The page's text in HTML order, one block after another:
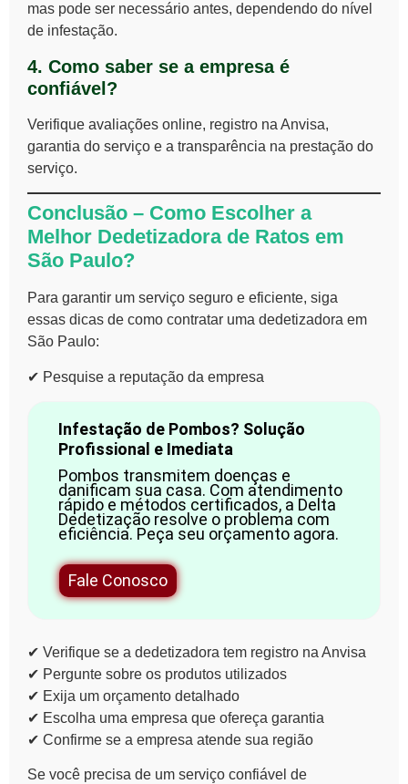
mas pode ser necessário antes, dependendo do nível
de infestação.
4. Como saber se a empresa é
confiável?
Verifique avaliações online, registro na Anvisa,
garantia do serviço e a transparência na prestação do
serviço.
Conclusão – Como Escolher a
Melhor Dedetizadora de Ratos em
São Paulo?
Para garantir um serviço seguro e eficiente, siga
essas dicas de como contratar uma dedetizadora em
São Paulo:
✔ Pesquise a reputação da empresa
Infestação de Pombos? Solução
Profissional e Imediata
Pombos transmitem doenças e
danificam sua casa. Com atendimento
rápido e métodos certificados, a Delta
Dedetização resolve o problema com
eficiência. Peça seu orçamento agora.
Fale Conosco
✔ Verifique se a dedetizadora tem registro na Anvisa
✔ Pergunte sobre os produtos utilizados
✔ Exija um orçamento detalhado
✔ Escolha uma empresa que ofereça garantia
✔ Confirme se a empresa atende sua região
Se você precisa de um serviço confiável de